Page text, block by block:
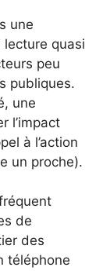
une
lecture quasi
peu
publiques.
une
l’impact
à l’action
un proche).
de
des
téléphone